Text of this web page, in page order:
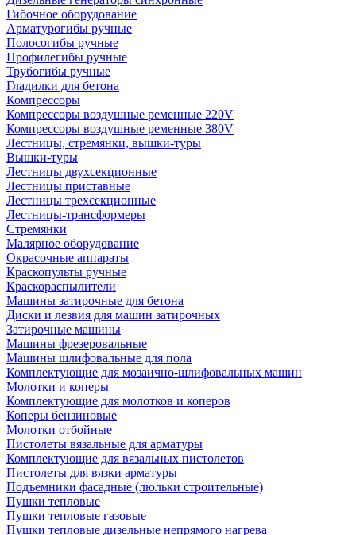
Гибочное оборудование
Арматурогибы ручные
Полосогибы ручные
Профилегибы ручные
Трубогибы ручные
Гладилки для бетона
Компрессоры
Компрессоры воздушные ременные 220V
Компрессоры воздушные ременные 380V
Лестницы, стремянки, вышки-туры
Вышки-туры
Лестницы двухсекционные
Лестницы приставные
Лестницы трехсекционные
Лестницы-трансформеры
Стремянки
Малярное оборудование
Окрасочные аппараты
Краскопульты ручные
Краскораспылители
Машины затирочные для бетона
Диски и лезвия для машин затирочных
Затирочные машины
Машины фрезеровальные
Машины шлифовальные для пола
Комплектующие для мозаично-шлифовальных машин
Молотки и коперы
Комплектующие для молотков и коперов
Коперы бензиновые
Молотки отбойные
Пистолеты вязальные для арматуры
Комплектующие для вязальных пистолетов
Пистолеты для вязки арматуры
Подъемники фасадные (люльки строительные)
Пушки тепловые
Пушки тепловые газовые
Пушки тепловые дизельные непрямого нагрева